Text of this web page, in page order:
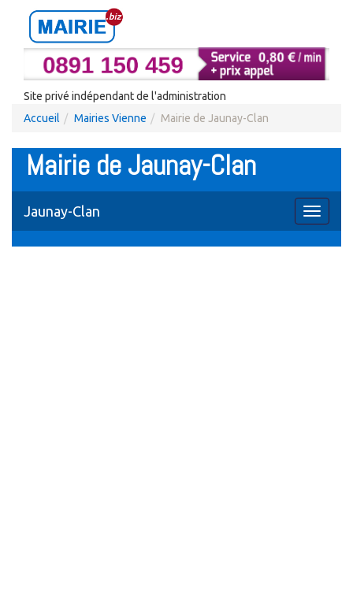
Site privé indépendant de l'administration
Accueil
Mairies Vienne Mairie de Jaunay-Clan
Mairie de Jaunay-Clan
Toggle
Jaunay-Clan